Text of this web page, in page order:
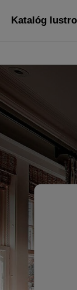
Katalóg